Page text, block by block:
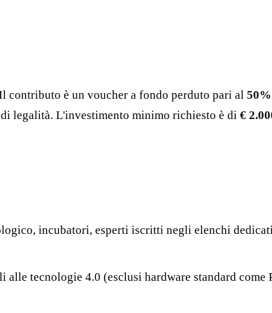
contributo è un voucher a fondo perduto pari al
legalità. L'investimento minimo richiesto è di €
incubatori, esperti iscritti negli elenchi
tecnologie 4.0 (esclusi hardware standard come